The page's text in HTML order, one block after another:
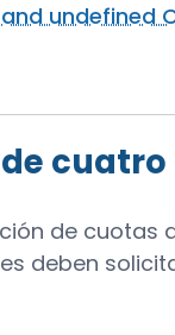
undefined
de cuotas
deben